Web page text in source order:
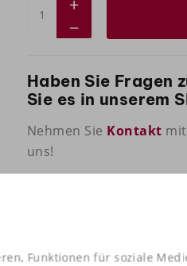
Funktionen für soziale
Haben Sie Fragen
Sie es in unserem
Nehmen Sie Kontakt
uns!